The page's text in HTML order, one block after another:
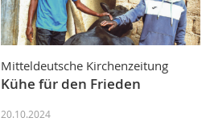
Mitteldeutsche Kirchenzeitung
Kühe für den Frieden
20.10.2024